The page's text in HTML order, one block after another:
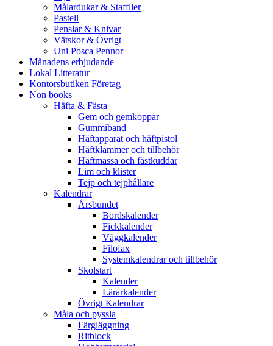
Målardukar & Stafflier
Pastell
Penslar & Knivar
Vätskor & Övrigt
Uni Posca Pennor
Månadens erbjudande
Lokal Litteratur
Kontorsbutiken Företag
Non books
Häfta & Fästa
Gem och gemkoppar
Gummiband
Häftapparat och häftpistol
Häftklammer och tillbehör
Häftmassa och fästkuddar
Lim och klister
Tejp och tejphållare
Kalendrar
Årsbundet
Bordskalender
Fickkalender
Väggkalender
Filofax
Systemkalendrar och tillbehör
Skolstart
Kalender
Lärarkalender
Övrigt Kalendrar
Måla och pyssla
Färgläggning
Ritblock